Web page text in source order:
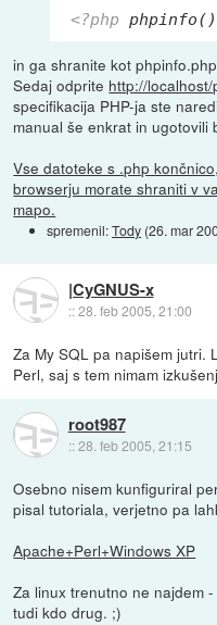
<?php
in ga shranite kot
Sedaj odprite http://
specifikacija PHP-ja ste
manual še enkrat in
Vse datoteke s .php
browserju morate shraniti v
mapo.
spremenil:Tody (26. mar
|CyGNUS-x
::28. feb 2005, 21:00
Za My SQL pa napišem jutri.
Perl, saj s tem nimam
root987
::28. feb 2005, 21:15
Osebno nisem kunfiguriral
pisal tutoriala, verjetno pa
Apache+Perl+Windows XP
Za linux trenutno ne najdem
tudi kdo drug. ;)